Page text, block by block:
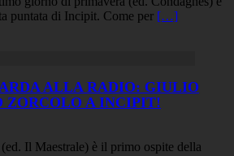
puntata di Incipit. Come per […]
ALLA RADIO: GIULIO
ZORCOLO A INCIPIT!
Il Maestrale) è il primo ospite della